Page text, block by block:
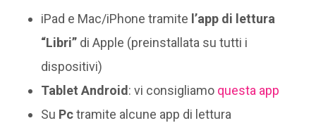
iPad e Mac/iPhone tramite l’app di lettura
“Libri” di Apple (preinstallata su tutti i
dispositivi)
Tablet Android: vi consigliamo questa app
Su Pctramite alcune app di lettura